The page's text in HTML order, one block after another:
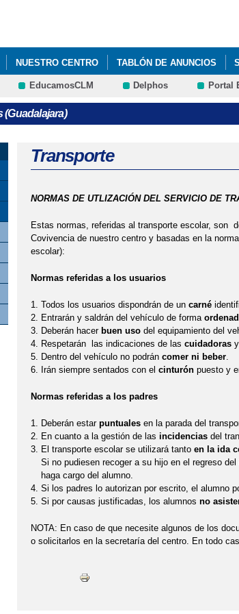
NUESTRO CENTRO TABLÓN DE ANUNCIOS
EducamosCLM Delphos Portal
(Guadalajara)
Transporte
NORMAS DE UTLIZACIÓN DEL SERVICIO DE
Estas normas, referidas al transporte escolar, son
Covivencia de nuestro centro y basadas en la
escolar):
Normas referidas a los usuarios
Todos los usuarios dispondrán de uncarné
Entrarán y saldrán del vehículo de forma
Deberán hacer buen uso del equipamiento del
Respetarán las indicaciones de lascuidadoras
Dentro del vehículo no podráncomer ni beber.
Irán siempre sentados con elcinturón puesto y
Normas referidas a los padres
Deberán estarpuntuales en la parada del
En cuanto a la gestión de las incidencias del
El transporte escolar se utilizará tantoen la ida
Si no pudiesen recoger a su hijo en el regreso
haga cargo del alumno.
Si los padres lo autorizan por escrito, el alumno
Si por causas justificadas, los alumnosno
NOTA: En caso de que necesite algunos de los
o solicitarlos en la secretaría del centro. En todo